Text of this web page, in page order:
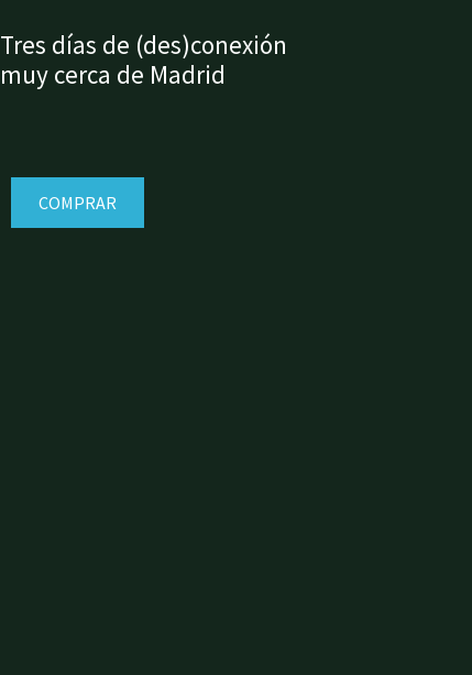
Tres días de (des)conexión
muy cerca de Madrid
COMPRAR